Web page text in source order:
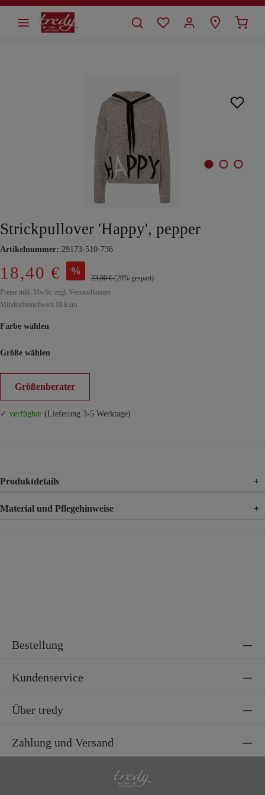
springen
Strickpullover 'Happy', pepper
Artikelnummer: 29173-510-736
18,40 € %
23,00 €(20% gespart)
Preise inkl. MwSt. zzgl. Versandkosten
Mindestbestellwert 10 Euro
Farbe wählen
Größe wählen
Größenberater
✓ verfügbar (Lieferung 3-5 Werktage)
Produktdetails +
Material und Pflegehinweise +
Bestellung
Kundenservice
Über tredy
Zahlung und Versand